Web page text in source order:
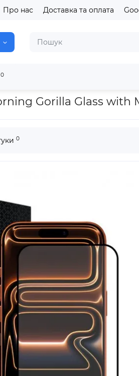
Про нас Доставка та оплата
0
Glass with Mesh for iPhone 17 Pro Max
Gorilla Glass with
0